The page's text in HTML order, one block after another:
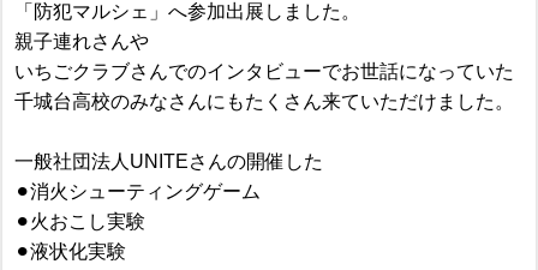
「防犯マルシェ」へ参加出展しました。
親子連れさんや
いちごクラブさんでのインタビューでお世話になっていた
千城台高校のみなさんにもたくさん来ていただけました。
一般社団法人UNITEさんの開催した
⚫︎消火シューティングゲーム
⚫︎火おこし実験
⚫︎液状化実験